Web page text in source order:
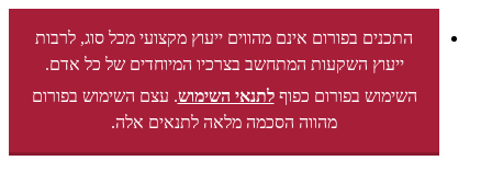
התכנים בפורום אינם מהווים ייעוץ מקצועי מכל סוג, לרבות
ייעוץ השקעות המתחשב בצרכיו המיוחדים של כל אדם.
השימוש בפורום כפוףלתנאי השימוש. עצם השימוש בפורום
מהווה הסכמה מלאה לתנאים אלה.